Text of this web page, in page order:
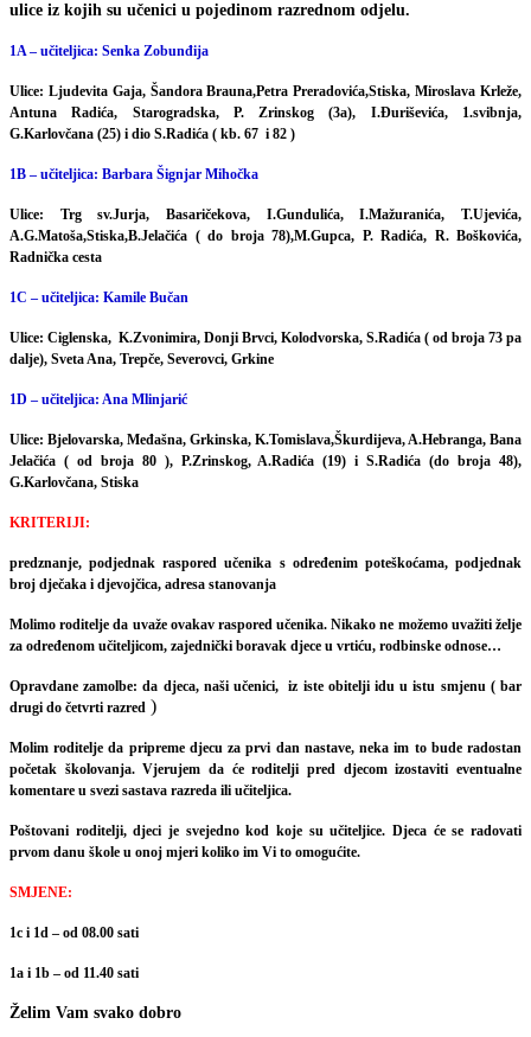
ulice iz kojih su učenici u pojedinom razrednom odjelu.
1A – učiteljica: Senka Zobunđija
Ulice: Ljudevita Gaja, Šandora Brauna,Petra Preradovića,Stiska, Miroslava Krleže,
Antuna Radića, Starogradska, P. Zrinskog (3a), I.Đuriševića, 1.svibnja,
G.Karlovčana (25) i dio S.Radića ( kb. 67 i 82 )
1B – učiteljica: Barbara Šignjar Mihočka
Ulice: Trg sv.Jurja, Basaričekova, I.Gundulića, I.Mažuranića, T.Ujevića,
A.G.Matoša,Stiska,B.Jelačića ( do broja 78),M.Gupca, P. Radića, R. Boškovića,
Radnička cesta
1C – učiteljica: Kamile Bučan
Ulice: Ciglenska, K.Zvonimira, Donji Brvci, Kolodvorska, S.Radića ( od broja 73 pa
dalje), Sveta Ana, Trepče, Severovci, Grkine
1D – učiteljica: Ana Mlinjarić
Ulice: Bjelovarska, Međašna, Grkinska, K.Tomislava,Škurdijeva, A.Hebranga, Bana
Jelačića ( od broja 80 ), P.Zrinskog, A.Radića (19) i S.Radića (do broja 48),
G.Karlovčana, Stiska
KRITERIJI:
predznanje, podjednak raspored učenika s određenim poteškoćama, podjednak
broj dječaka i djevojčica, adresa stanovanja
Molimo roditelje da uvaže ovakav raspored učenika. Nikako ne možemo uvažiti želje
za određenom učiteljicom, zajednički boravak djece u vrtiću, rodbinske odnose…
Opravdane zamolbe: da djeca, naši učenici, iz iste obitelji idu u istu smjenu ( bar
drugi do četvrti razred )
Molim roditelje da pripreme djecu za prvi dan nastave, neka im to bude radostan
početak školovanja. Vjerujem da će roditelji pred djecom izostaviti eventualne
komentare u svezi sastava razreda ili učiteljica.
Poštovani roditelji, djeci je svejedno kod koje su učiteljice. Djeca će se radovati
prvom danu škole u onoj mjeri koliko im Vi to omogućite.
SMJENE:
1c i 1d – od 08.00 sati
1a i 1b – od 11.40 sati
Želim Vam svako dobro